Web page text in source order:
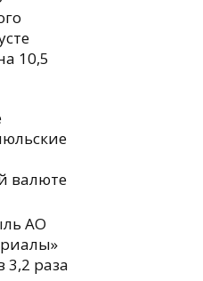
10,5
валюте
АО
3,2 раза